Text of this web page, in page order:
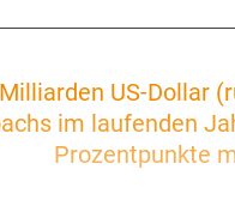
US-Dollar
im laufenden
Prozentpunkte